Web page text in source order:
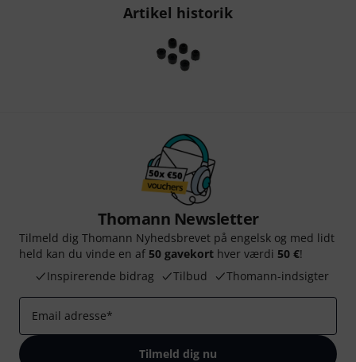
Artikel historik
Thomann Newsletter
Tilmeld dig Thomann Nyhedsbrevet på engelsk og med lidt
held kan du vinde en af 50 gavekort hver værdi 50 €!
Inspirerende bidrag
Tilbud Thomann-indsigter
Email adresse*
Tilmeld dig nu